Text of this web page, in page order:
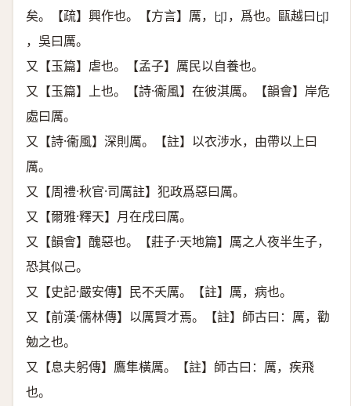
矣。【疏】興作也。【方言】厲， 𠨐 ，爲也。甌越曰𠨐
，吳曰厲。
又【玉篇】虐也。【孟子】厲民以自養也。
又【玉篇】上也。【詩·衞風】在彼淇厲。【韻會】岸危
處曰厲。
又【詩·衞風】深則厲。【註】以衣涉水，由帶以上曰
厲。
又【周禮·秋官·司厲註】犯政爲惡曰厲。
又【爾雅·釋天】月在戌曰厲。
又【韻會】醜惡也。【莊子·天地篇】厲之人夜半生子，
恐其似己。
又【史記·嚴安傳】民不夭厲。【註】厲，病也。
又【前漢·儒林傳】以厲賢才焉。【註】師古曰：厲，勸
勉之也。
又【息夫躬傳】鷹隼橫厲。【註】師古曰：厲，疾飛
也。